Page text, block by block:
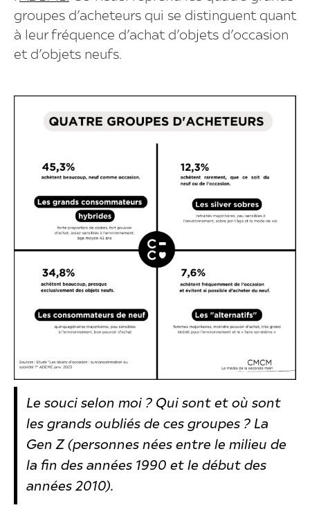
groupes d’acheteurs qui se distinguent quant
à leur fréquence d’achat d’objets d’occasion
et d’objets neufs.
Le souci selon moi ? Qui sont et où sont
les grands oubliés de ces groupes ? La
Gen Z (personnes nées entre le milieu de
la fin des années 1990 et le début des
années 2010).